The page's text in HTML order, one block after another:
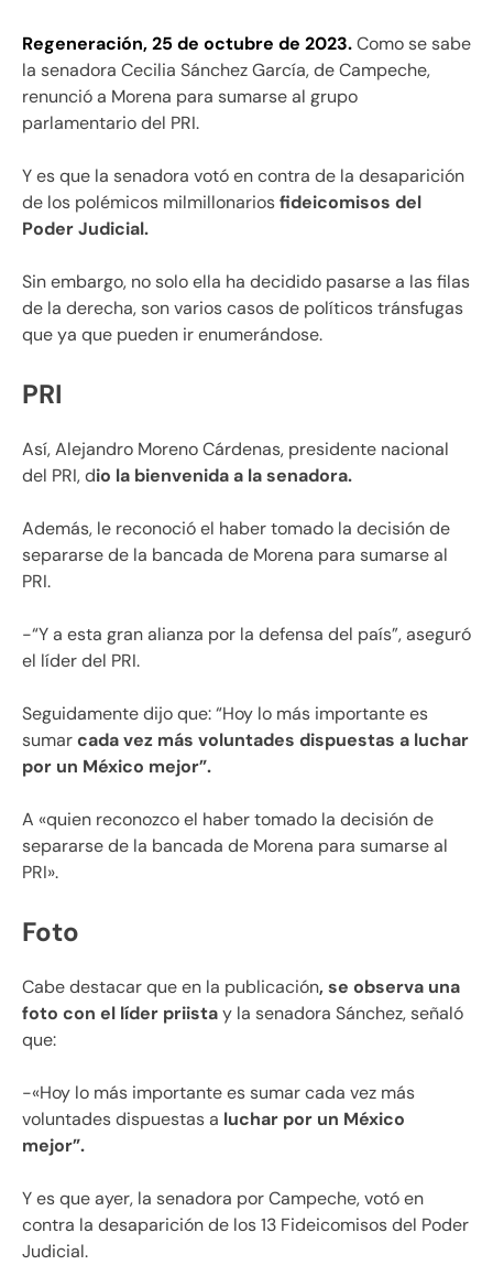
Regeneración, 25 de octubre de 2023.Como se sabe
la senadora Cecilia Sánchez García, de Campeche,
renunció a Morena para sumarse al grupo
parlamentario del PRI.
Y es que la senadora votó en contra de la desaparición
de los polémicos milmillonariosfideicomisos del
Poder Judicial.
Sin embargo, no solo ella ha decidido pasarse a las filas
de la derecha, son varios casos de políticos tránsfugas
que ya que pueden ir enumerándose.
PRI
Así, Alejandro Moreno Cárdenas, presidente nacional
del PRI, dio la bienvenida a la senadora.
Además, le reconoció el haber tomado la decisión de
separarse de la bancada de Morena para sumarse al
PRI.
-“Y a esta gran alianza por la defensa del país”, aseguró
el líder del PRI.
Seguidamente dijo que: “Hoy lo más importante es
sumarcada vez más voluntades dispuestas a luchar
por un México mejor”.
A «quien reconozco el haber tomado la decisión de
separarse de la bancada de Morena para sumarse al
PRI».
Foto
Cabe destacar que en la publicación, se observa una
foto con el líder priistay la senadora Sánchez, señaló
que:
-«Hoy lo más importante es sumar cada vez más
voluntades dispuestas a luchar por un México
mejor”.
Y es que ayer, la senadora por Campeche, votó en
contra la desaparición de los 13 Fideicomisos del Poder
Judicial.